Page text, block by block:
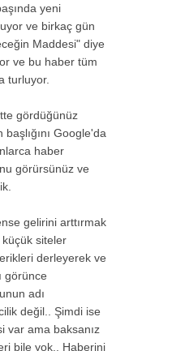
yeni
ve birkaç gün
Maddesi" diye
ve bu haber tüm
turluyor.
gördüğünüz
Google'da
haber
görürsünüz ve
gelirini arttırmak
küçük siteler
derleyerek ve
görünce
adı
değil.. Şimdi ise
var ama baksanız
bile yok.. Haberini